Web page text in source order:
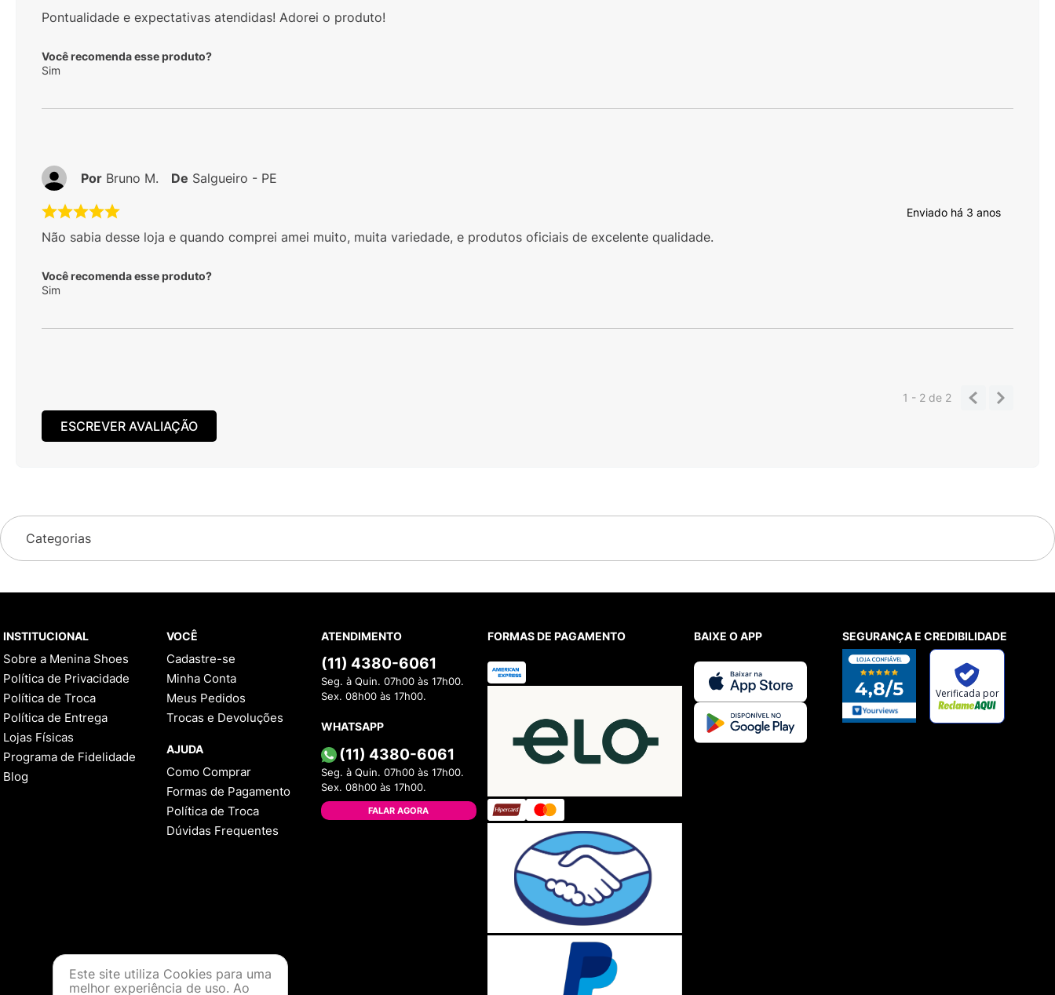
Pontualidade e expectativas atendidas! Adorei o produto!
Você recomenda esse produto?
Sim
Enviado há 3 anos
Não sabia desse loja e quando comprei amei muito, muita variedade, e produtos oficiais de excelente qualidade.
Você recomenda esse produto?
Sim
Por Bruno M. De Salgueiro - PE
1 - 2de 2
ESCREVER AVALIAÇÃO
Categorias
INSTITUCIONAL
Sobre a Menina Shoes
Política de Privacidade
Política de Troca
Política de Entrega
Lojas Físicas
Programa de Fidelidade
Blog
VOCÊ
Cadastre-se
Minha Conta
Meus Pedidos
Trocas e Devoluções
AJUDA
Como Comprar
Formas de Pagamento
Política de Troca
Dúvidas Frequentes
ATENDIMENTO
(11) 4380-6061
Seg. à Quin. 07h00 às 17h00.
Sex. 08h00 às 17h00.
WHATSAPP
(11) 4380-6061
Seg. à Quin. 07h00 às 17h00.
Sex. 08h00 às 17h00.
FALAR AGORA
FORMAS DE PAGAMENTO BAIXE O APP SEGURANÇA E CREDIBILIDADE
Este site utiliza Cookies para uma
melhor experiência de uso. Ao